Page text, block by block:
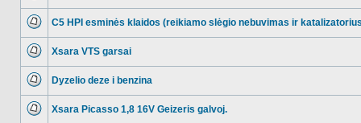
C5 HPI esminės klaidos (reikiamo slėgio nebuvimas ir
Xsara VTS garsai
Dyzelio deze i benzina
Xsara Picasso 1,8 16V Geizeris galvoj.